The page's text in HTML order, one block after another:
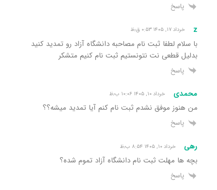
پاسخ
z خرداد ۱۷, ۱۴۰۵ ۰:۵۳ ق٫ظ
با سلام لطفا ثبت نام مصاحبه دانشگاه آزاد رو تمدید کنید
بدلیل قطعی نت نتونستیم ثبت نام کنیم متشکر
پاسخ
محمدی خرداد ۱۰, ۱۴۰۵ ۱۰:۰۶ ب٫ظ
من هنوز موفق نشدم ثبت نام کنم آیا تمدید میشه؟؟
پاسخ
رهی خرداد ۱۰, ۱۴۰۵ ۸:۵۴ ب٫ظ
بچه ها مهلت ثبت نام دانشگاه آزاد تموم شده؟
پاسخ